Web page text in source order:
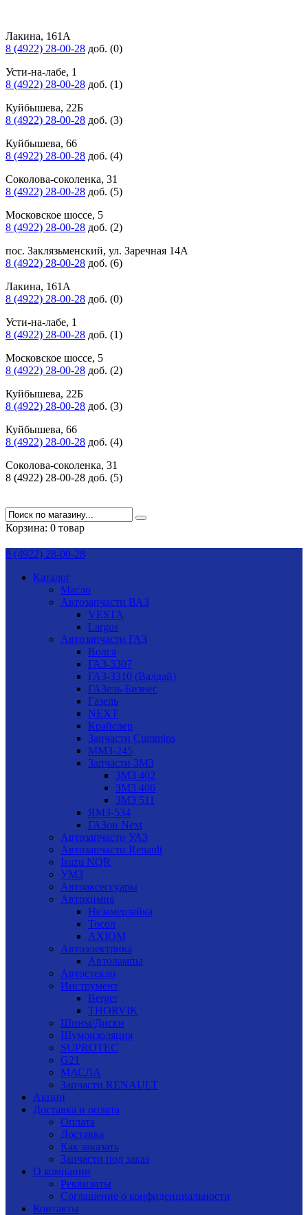
Лакина, 161А
8 (4922) 28-00-28 доб. (0)
Усти-на-лабе, 1
8 (4922) 28-00-28 доб. (1)
Куйбышева, 22Б
8 (4922) 28-00-28 доб. (3)
Куйбышева, 66
8 (4922) 28-00-28 доб. (4)
Соколова-соколенка, 31
8 (4922) 28-00-28 доб. (5)
Московское шоссе, 5
8 (4922) 28-00-28 доб. (2)
пос. Заклязьменский, ул. Заречная 14А
8 (4922) 28-00-28 доб. (6)
Лакина, 161А
8 (4922) 28-00-28 доб. (0)
Усти-на-лабе, 1
8 (4922) 28-00-28 доб. (1)
Московское шоссе, 5
8 (4922) 28-00-28 доб. (2)
Куйбышева, 22Б
8 (4922) 28-00-28 доб. (3)
Куйбышева, 66
8 (4922) 28-00-28 доб. (4)
Соколова-соколенка, 31
8 (4922) 28-00-28 доб. (5)
Корзина: 0 товар
8 (4922) 28-00-28
Каталог
Масло
Автозапчасти ВАЗ
VESTA
Largus
Автозапчасти ГАЗ
Волга
ГАЗ-3307
ГАЗ-3310 (Валдай)
ГАЗель-Бизнес
Газель
NEXT
Крайслер
Запчасти Cummins
ММЗ-245
Запчасти ЗМЗ
ЗМЗ 402
ЗМЗ 406
ЗМЗ 511
ЯМЗ-534
ГАЗон Next
Автозапчасти УАЗ
Автозапчасти Renault
Isuzu NQR
УМЗ
Автоаксессуары
Автохимия
Незамерзайка
Тосол
AXIOM
Автоэлектрика
Автолампы
Автостекло
Инструмент
Berger
THORVIK
Шины/Диски
Шумоизоляция
SUPROTEC
G21
МАСЛА
Запчасти RENAULT
Акции
Доставка и оплата
Оплата
Доставка
Как заказать
Запчасти под заказ
О компании
Реквизиты
Соглашение о конфиденциальности
Контакты